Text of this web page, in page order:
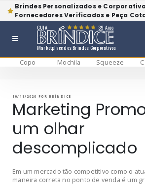
Brindes Personalizados e
Fornecedores Verificados e Peça
Marketplace dos Brindes Corporativos
GUIA 39 Anos
Copo Mochila Squeeze
conteúdo
PUBLICADO
10/11/2020 PORBRÍNDICE
Marketing
um olhar
descomplicado
Em um mercado tão competitivo como o
maneira correta no ponto de venda é um